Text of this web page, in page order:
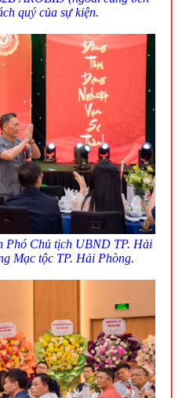
quý của sự kiện.
Phó Chủ tịch UBND TP. Hải
Mạc tộc TP. Hải Phòng.